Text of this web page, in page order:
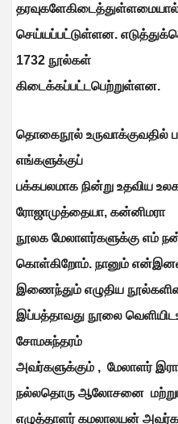
செய்யப்பட்டுள்ளன.
1732 நூல்கள்
கிடைக்கப்பட்டபெற்றுள்ளன.
தொகைநூல் உருவாக்குவதில்
எங்களுக்குப்
பக்கபலமாக நின்று உதவிய
ரோஜாமுத்தையா, கன்னிமரா
நூலக மேலாளர்களுக்கு எம்
கொள்கிறோம். நானும்
இணைந்தும் எழுதிய
இப்பத்தாவது நூலை
சோமசுந்தரம்
அவர்களுக்கும் , மேலாளர்
நல்லதொரு ஆலோசனை
எழுத்தாளர் கமலாலயன்